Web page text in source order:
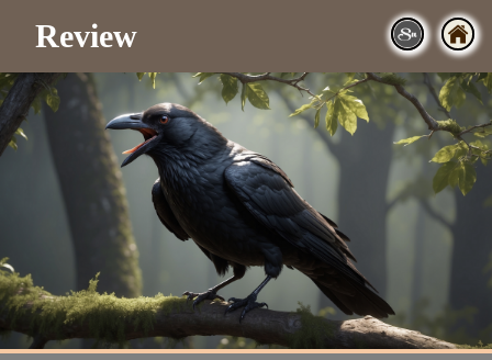
Review